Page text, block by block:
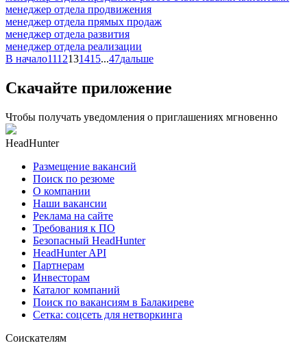
менеджер отдела продвижения
менеджер отдела прямых продаж
менеджер отдела развития
менеджер отдела реализации
В начало1112131415...47дальше
Скачайте приложение
Чтобы получать уведомления о приглашениях мгновенно
HeadHunter
Размещение вакансий
Поиск по резюме
О компании
Наши вакансии
Реклама на сайте
Требования к ПО
Безопасный HeadHunter
HeadHunter API
Партнерам
Инвесторам
Каталог компаний
Поиск по вакансиям в Балакиреве
Сетка: соцсеть для нетворкинга
Соискателям